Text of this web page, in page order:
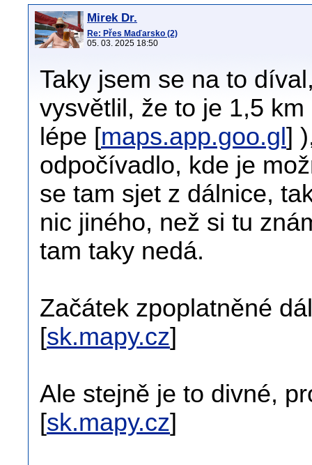
Mirek Dr.
Re: Přes Maďarsko (2)
05. 03. 2025 18:50
Taky jsem se na to
vysvětlil, že to je 1,5
lépe [maps.app.goo.gl ]
odpočívadlo, kde je
se tam sjet z dálnice,
nic jiného, než si tu
tam taky nedá.
Začátek zpoplatněné
[sk.mapy.cz]
Ale stejně je to divné,
[sk.mapy.cz]